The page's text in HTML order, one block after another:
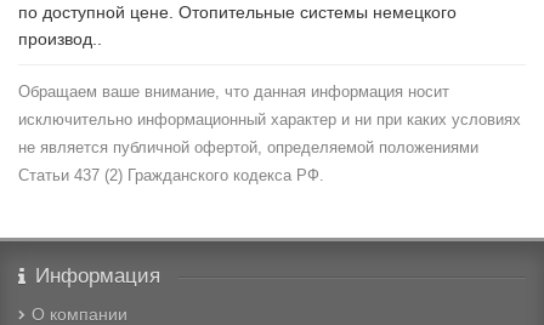
по доступной цене. Отопительные системы немецкого
производ..
Обращаем ваше внимание, что данная информация носит
исключительно информационный характер и ни при каких условиях
не является публичной офертой, определяемой положениями
Статьи 437 (2) Гражданского кодекса РФ.
Информация
О компании